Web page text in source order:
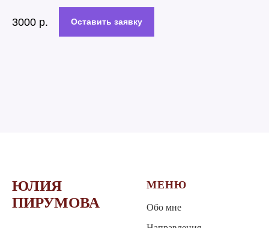
3000 р. Оставить заявку
ЮЛИЯ
ПИРУМОВА
МЕНЮ
Обо мне